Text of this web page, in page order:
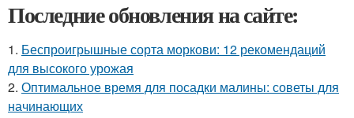
Последние обновления на сайте:
1. Беспроигрышные сорта моркови: 12 рекомендаций
для высокого урожая
2. Оптимальное время для посадки малины: советы для
начинающих